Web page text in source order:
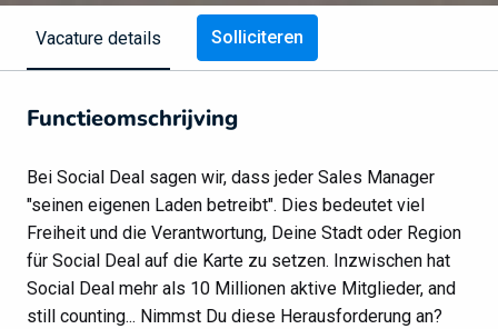
Vacature details Solliciteren
Functieomschrijving
Bei Social Deal sagen wir, dass jeder Sales Manager
"seinen eigenen Laden betreibt". Dies bedeutet viel
Freiheit und die Verantwortung, Deine Stadt oder Region
für Social Deal auf die Karte zu setzen. Inzwischen hat
Social Deal mehr als 10 Millionen aktive Mitglieder, and
still counting... Nimmst Du diese Herausforderung an?